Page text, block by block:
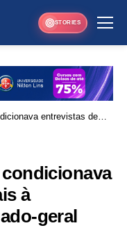
STORIES
entrevistas de
à
geral